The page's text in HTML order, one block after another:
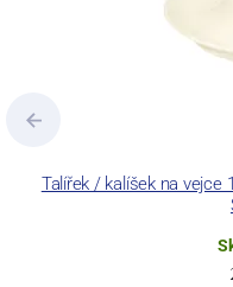
Talířek / kalíšek na vejce